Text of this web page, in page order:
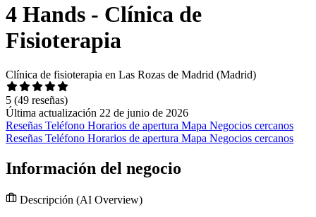
4 Hands - Clínica de
Fisioterapia
Clínica de fisioterapia en Las Rozas de Madrid (Madrid)
5 (49 reseñas)
Última actualización 22 de junio de 2026
Reseñas Teléfono Horarios de apertura Mapa Negocios cercanos
Reseñas Teléfono Horarios de apertura Mapa Negocios cercanos
Información del negocio
Descripción (AI Overview)